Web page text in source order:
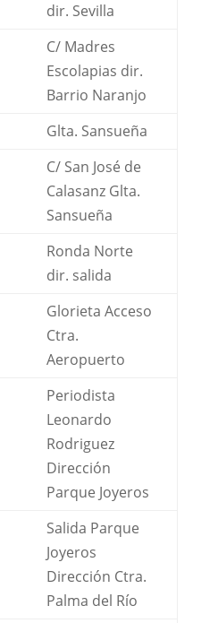
dir. Sevilla
C/ Madres
Escolapias dir.
Barrio Naranjo
Glta. Sansueña
C/ San José de
Calasanz Glta.
Sansueña
Ronda Norte
dir. salida
Glorieta Acceso
Ctra.
Aeropuerto
Periodista
Leonardo
Rodriguez
Dirección
Parque Joyeros
Salida Parque
Joyeros
Dirección Ctra.
Palma del Río